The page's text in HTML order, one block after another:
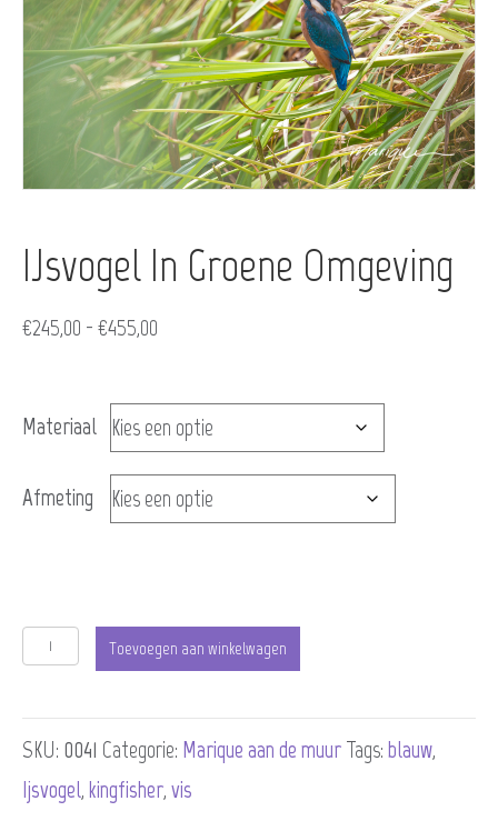
IJsvogel In Groene Omgeving
€245,00 - €455,00
tot
€455,00
Materiaal
Afmeting
IJsvogel
groene
omgeving
aantal
Toevoegen aan winkelwagen
SKU: 0041 Categorie: Marique aan de muur Tags: blauw,
Ijsvogel, kingfisher, vis